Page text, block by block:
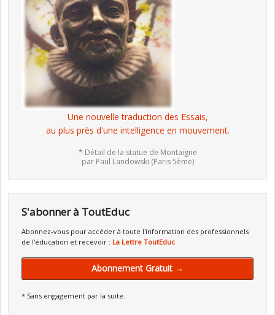
Une nouvelle traduction des Essais,
au plus près d'une intelligence en mouvement.
* Détail de la statue de Montaigne
par Paul Landowski (Paris 5ème)
S'abonner à ToutEduc
Abonnez-vous pour accéder à toute l'information des professionnels
de l'éducation et recevoir : La Lettre ToutEduc
Abonnement Gratuit →
* Sans engagement par la suite.